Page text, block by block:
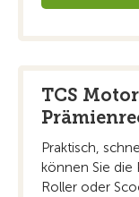
TCS
Praktisch,
können Sie die
Roller oder